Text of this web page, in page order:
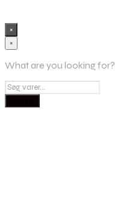
×
×
What are you looking for?